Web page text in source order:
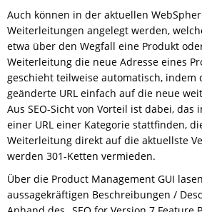
Auch können in der aktuellen
Weiterleitungen angelegt werden,
etwa über den Wegfall eine Produkt
Weiterleitung die neue Adresse eines
geschieht teilweise automatisch, indem
geänderte URL einfach auf die neue
Aus SEO-Sicht von Vorteil ist dabei, das
einer URL einer Kategorie stattfinden,
Weiterleitung direkt auf die aktuellste
werden 301-Ketten vermieden.
Über die Product Management GUI
aussagekräftigen Beschreibungen /